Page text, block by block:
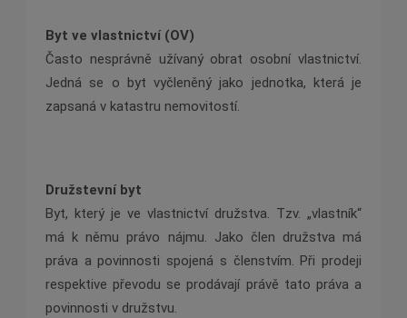
Byt ve vlastnictví (OV)
Často nesprávně užívaný obrat osobní vlastnictví.
Jedná se o byt vyčleněný jako jednotka, která je
zapsaná v katastru nemovitostí.
Družstevní byt
Byt, který je ve vlastnictví družstva. Tzv. „vlastník“
má k němu právo nájmu. Jako člen družstva má
práva a povinnosti spojená s členstvím. Při prodeji
respektive převodu se prodávají právě tato práva a
povinnosti v družstvu.